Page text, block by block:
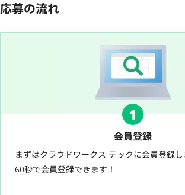
応募の流れ
1
会員登録
まずはクラウドワークス テックに会員登録し
60秒で会員登録できます！